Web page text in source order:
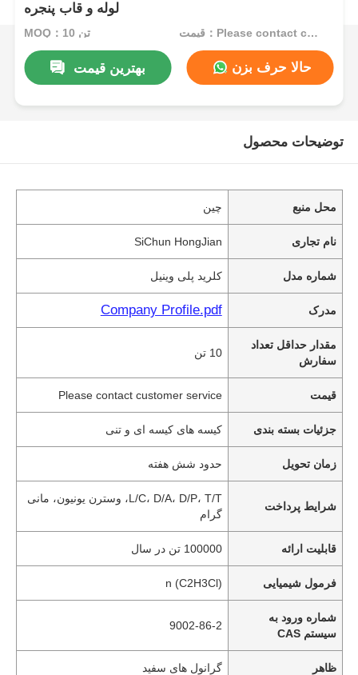
لوله و قاب پنجره
MOQ：10 تن قیمت：Please contact customer service
بهترین قیمت حالا حرف بزن
توضیحات محصول
محل منبع چین
نام تجاری SiChun HongJian
شماره مدل کلرید پلی وینیل
مدرک Company Profile.pdf
مقدار حداقل تعداد
سفارش
10 تن
قیمت Please contact customer service
جزئیات بسته بندی کیسه های کیسه ای و تنی
زمان تحویل حدود شش هفته
شرایط پرداخت
L/C، D/A، D/P، T/T، وسترن یونیون، مانی
گرام
قابلیت ارائه 100000 تن در سال
فرمول شیمیایی (C2H3Cl) n
شماره ورود به
سیستم CAS
9002-86-2
ظاهر گرانول های سفید